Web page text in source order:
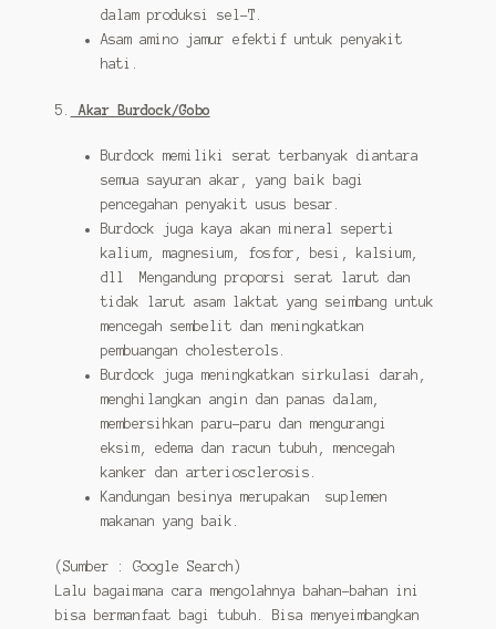
dalam produksi sel-T.
Asam amino jamur efektif untuk penyakit
hati.
5. Akar Burdock/Gobo
Burdock memiliki serat terbanyak diantara
semua sayuran akar, yang baik bagi
pencegahan penyakit usus besar.
Burdock juga kaya akan mineral seperti
kalium, magnesium, fosfor, besi, kalsium,
dll Mengandung proporsi serat larut dan
tidak larut asam laktat yang seimbang untuk
mencegah sembelit dan meningkatkan
pembuangan cholesterols.
Burdock juga meningkatkan sirkulasi darah,
menghilangkan angin dan panas dalam,
membersihkan paru-paru dan mengurangi
eksim, edema dan racun tubuh, mencegah
kanker dan arteriosclerosis.
Kandungan besinya merupakan suplemen
makanan yang baik.
(Sumber : Google Search)
Lalu bagaimana cara mengolahnya bahan-bahan ini
bisa bermanfaat bagi tubuh. Bisa menyeimbangkan